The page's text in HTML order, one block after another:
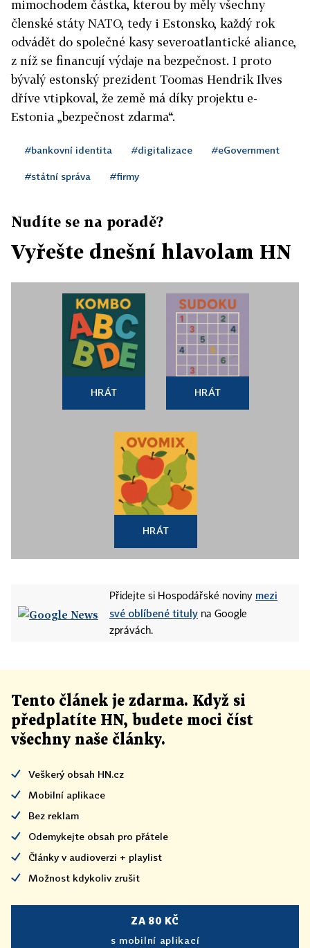
mimochodem částka, kterou by měly všechny
členské státy NATO, tedy i Estonsko, každý rok
odvádět do společné kasy severoatlantické aliance,
z níž se financují výdaje na bezpečnost. I proto
bývalý estonský prezident Toomas Hendrik Ilves
dříve vtipkoval, že země má díky projektu e-
Estonia „bezpečnost zdarma“.
#bankovní identita #digitalizace #eGovernment
#státní správa #firmy
Nudíte se na poradě?
Vyřešte dnešní hlavolam HN
HRÁT HRÁT
HRÁT
Přidejte si Hospodářské noviny mezi
své oblíbené tituly na Google
zprávách.
Tento článek je zdarma. Když si
předplatíte HN, budete moci číst
všechny naše články.
Veškerý obsah HN.cz
Mobilní aplikace
Bez reklam
Odemykejte obsah pro přátele
Články v audioverzi + playlist
Možnost kdykoliv zrušit
ZA 80 KČ
s mobilní aplikací